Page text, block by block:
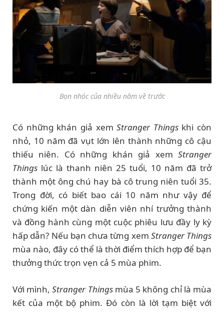
Bọn nhóc của nhiều năm về trước
Có những khán giả xemStranger Things khi còn
nhỏ, 10 năm đã vụt lớn lên thành những cô cậu
thiếu niên. Có những khán giả xem Stranger
Things lúc là thanh niên 25 tuổi, 10 năm đã trở
thành một ông chú hay bà cô trung niên tuổi 35.
Trong đời, có biết bao cái 10 năm như vậy để
chứng kiến một dàn diễn viên nhí trưởng thành
và đồng hành cùng một cuộc phiêu lưu đầy ly kỳ
hấp dẫn? Nếu bạn chưa từng xem Stranger Things
mùa nào, đây có thể là thời điểm thích hợp để bạn
thưởng thức trọn vẹn cả 5 mùa phim.
Với mình,Stranger Thingsmùa 5 không chỉ là mùa
kết của một bộ phim. Đó còn là lời tạm biệt với